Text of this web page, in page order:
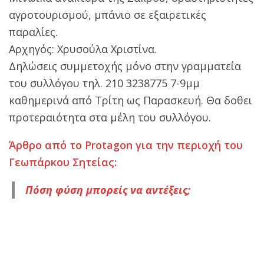
αγροτουρισμού, μπάνιο σε εξαιρετικές
παραλίες.
Αρχηγός: Χρυσούλα Χριστίνα.
Δηλώσεις συμμετοχής μόνο στην γραμματεία
του συλλόγου τηλ. 210 3238775 7-9μμ
καθημερινά από Τρίτη ως Παρασκευή. Θα δοθει
προτεραιότητα στα μέλη του συλλόγου.
Άρθρο από το Protagon για την περιοχή του
Γεωπάρκου Σητείας:
Πόση φύση μπορείς να αντέξεις;